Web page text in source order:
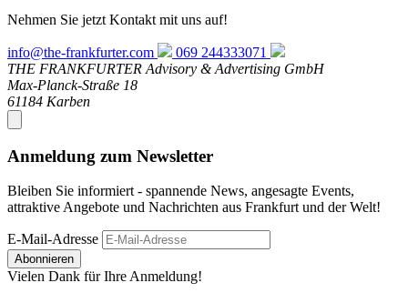
Nehmen Sie jetzt Kontakt mit uns auf!
info@the-frankfurter.com
069 244333071
THE FRANKFURTER Advisory & Advertising GmbH
Max-Planck-Straße 18
61184 Karben
Anmeldung zum Newsletter
Bleiben Sie informiert - spannende News, angesagte Events,
attraktive Angebote und Nachrichten aus Frankfurt und der Welt!
E-Mail-Adresse
Abonnieren
Vielen Dank für Ihre Anmeldung!